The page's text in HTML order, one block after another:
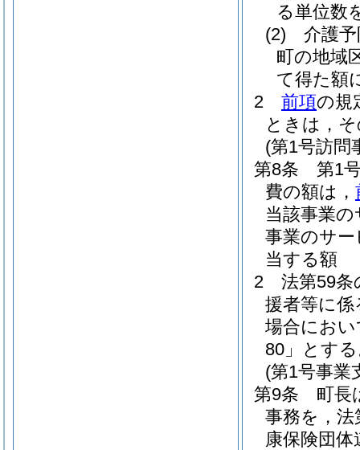
る単位数
(2)
介護
町の地域
て得た額
2
前項の規
ときは，
(第1号訪問
第8条
第1
費の額は，
当該事業
事業のサ
当する額
2
法第59
援者等に
場合にお
80」とす
(第1号事業
第9条
町長
事務を，法
康保険団